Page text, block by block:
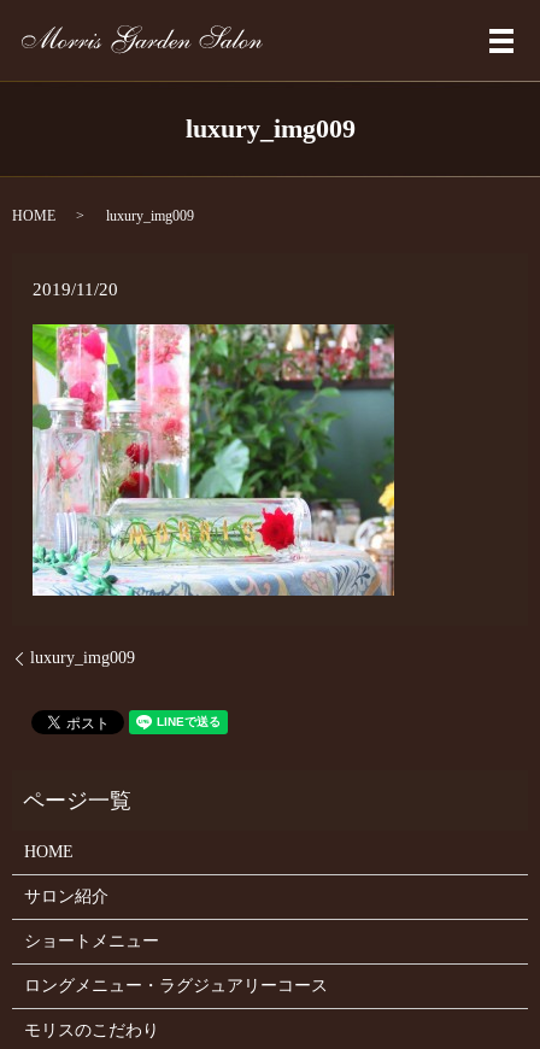
メ
luxury_img009
HOME luxury_img009
2019/11/20
luxury_img009
HOME
サロン紹介
ショートメニュー
ロングメニュー・ラグジュアリーコース
モリスのこだわり